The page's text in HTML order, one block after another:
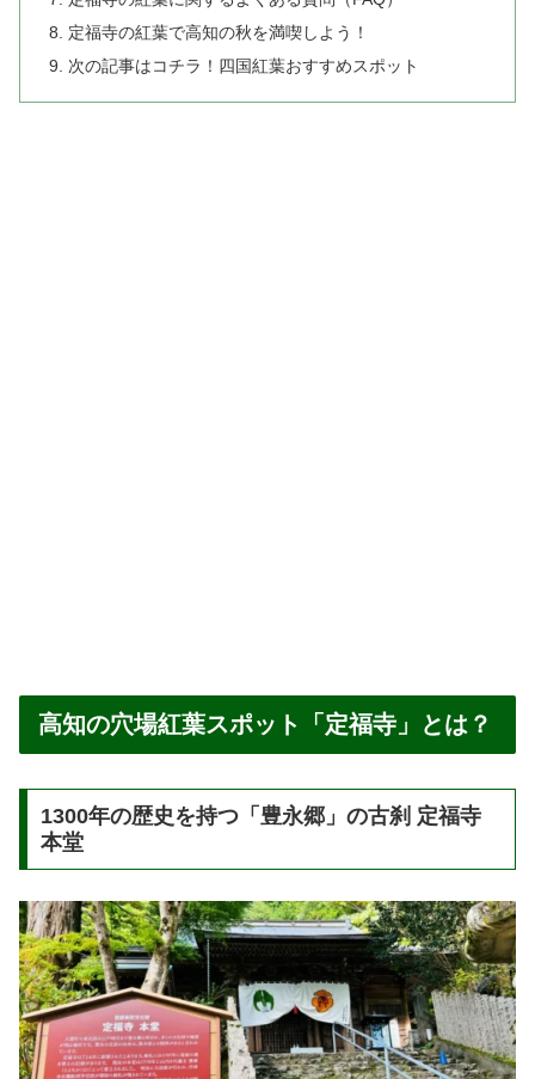
定福寺の紅葉で高知の秋を満喫しよう！
次の記事はコチラ！四国紅葉おすすめスポット
高知の穴場紅葉スポット「定福寺」とは？
1300年の歴史を持つ「豊永郷」の古刹 定福寺
本堂